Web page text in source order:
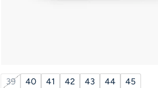
39 40 41 42 43 44 45